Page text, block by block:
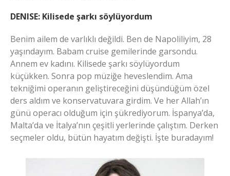
DENISE: Kilisede şarkı söylüyordum
Benim ailem de varlıklı değildi. Ben de Napoliliyim, 28
yaşındayım. Babam cruise gemilerinde garsondu.
Annem ev kadını. Kilisede şarkı söylüyordum
küçükken. Sonra pop müziğe heveslendim. Ama
tekniğimi operanın geliştireceğini düşündüğüm özel
ders aldım ve konservatuvara girdim. Ve her Allah’ın
günü operacı olduğum için şükrediyorum. İspanya’da,
Malta’da ve İtalya’nın çeşitli yerlerinde çalıştım. Derken
seçmeler oldu, bütün hayatım değişti. İşte buradayım!